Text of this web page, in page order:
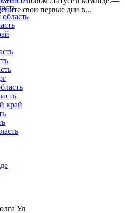
свои первые дни в...
край
Ул